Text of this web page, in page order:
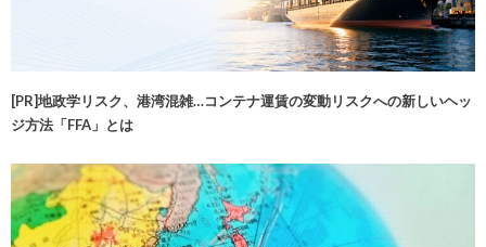
[PR]地政学リスク、港湾混雑…コンテナ運賃の変動リスクへの新しいヘッ
ジ方法「FFA」とは